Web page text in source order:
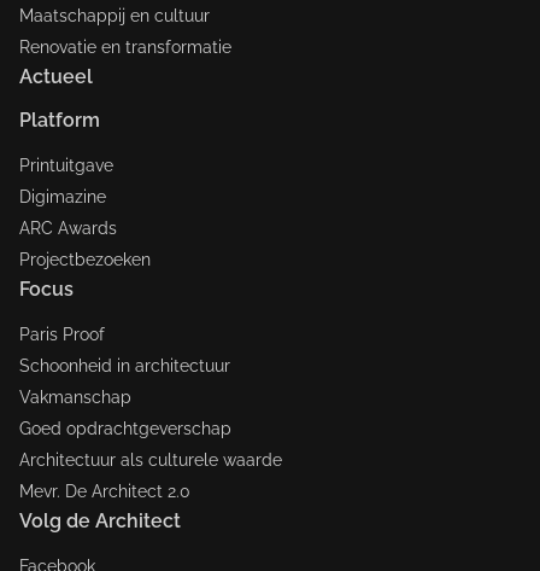
Maatschappij en cultuur
Renovatie en transformatie
Actueel
Platform
Printuitgave
Digimazine
ARC Awards
Projectbezoeken
Focus
Paris Proof
Schoonheid in architectuur
Vakmanschap
Goed opdrachtgeverschap
Architectuur als culturele waarde
Mevr. De Architect 2.0
Volg de Architect
Facebook